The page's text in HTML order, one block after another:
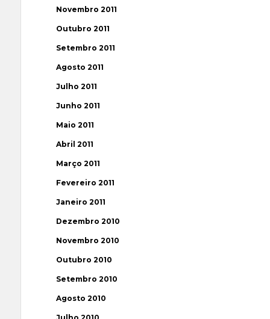
Novembro 2011
Outubro 2011
Setembro 2011
Agosto 2011
Julho 2011
Junho 2011
Maio 2011
Abril 2011
Março 2011
Fevereiro 2011
Janeiro 2011
Dezembro 2010
Novembro 2010
Outubro 2010
Setembro 2010
Agosto 2010